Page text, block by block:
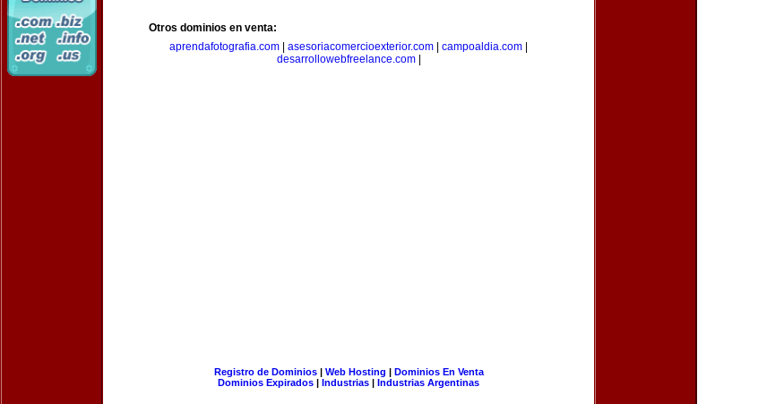
Otros dominios en venta:
aprendafotografia.com
asesoriacomercioexterior.com campoaldia.com
desarrollowebfreelance.com|
Registro de Dominios| Web Hosting | Dominios En Venta
Dominios Expirados | Industrias | Industrias Argentinas